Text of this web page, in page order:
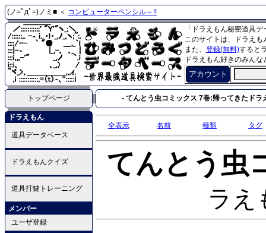
(ノ=ﾟдﾟ=)ノミ■ ＜ コンピューターペンシル～!!
「ドラえもん秘密道具
このサイトは、ドラえ
また、 登録(無料)すると
ドラえもん好きのみん
アカウント
トップページ - てんとう虫コミックス 7巻:帰ってきたドラ
ドラえもん
道具データベース
ドラえもんクイズ
道具打鍵トレーニング
メンバー
ユーザ登録
全表示 名前 種類 タグ
てんとう虫
ラえ